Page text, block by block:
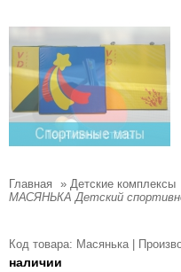
Главная » Детские комплексы
МАСЯНЬКА Детский
Код товара: Масянька |
наличии